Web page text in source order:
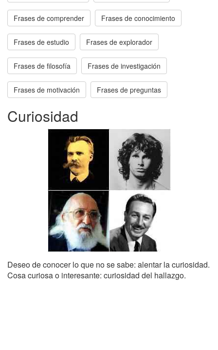
Frases de comprender Frases de conocimiento
Frases de estudio Frases de explorador
Frases de filosofía Frases de investigación
Frases de motivación Frases de preguntas
Curiosidad
Deseo de conocer lo que no se sabe: alentar la curiosidad.
Cosa curiosa o interesante: curiosidad del hallazgo.